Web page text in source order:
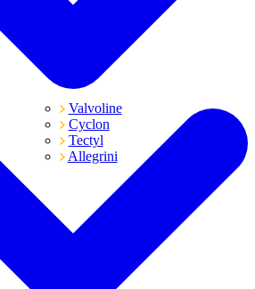
Valvoline
Cyclon
Tectyl
Allegrini